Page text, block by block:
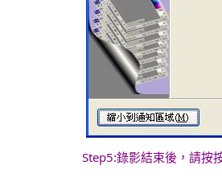
Step5:錄影結束後，請按